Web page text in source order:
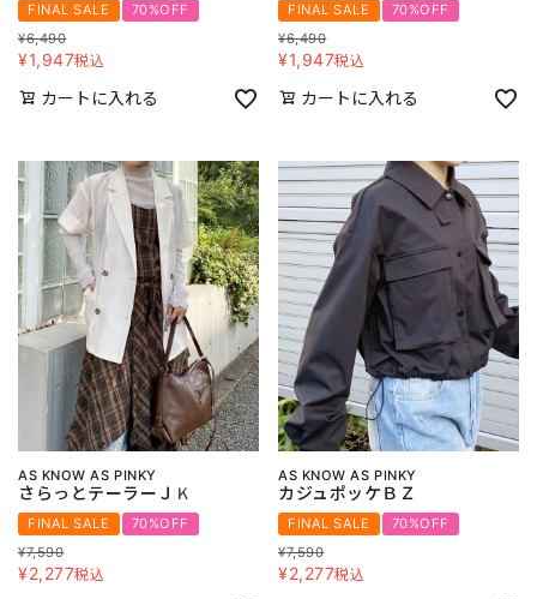
FINAL SALE
70%OFF
¥6,490
¥1,947税込
カートに入れる
FINAL SALE
70%OFF
¥6,490
¥1,947税込
カートに入れる
AS KNOW AS PINKY
さらっとテーラーＪＫ
FINAL SALE
70%OFF
¥7,590
¥2,277税込
AS KNOW AS PINKY
カジュポッケＢＺ
FINAL SALE
70%OFF
¥7,590
¥2,277税込